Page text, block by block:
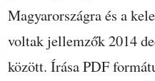
Magyarországra és a
voltak jellemzők 2014
között. Írása PDF